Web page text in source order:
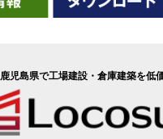
鹿児島県で工場建設・倉庫建築を低